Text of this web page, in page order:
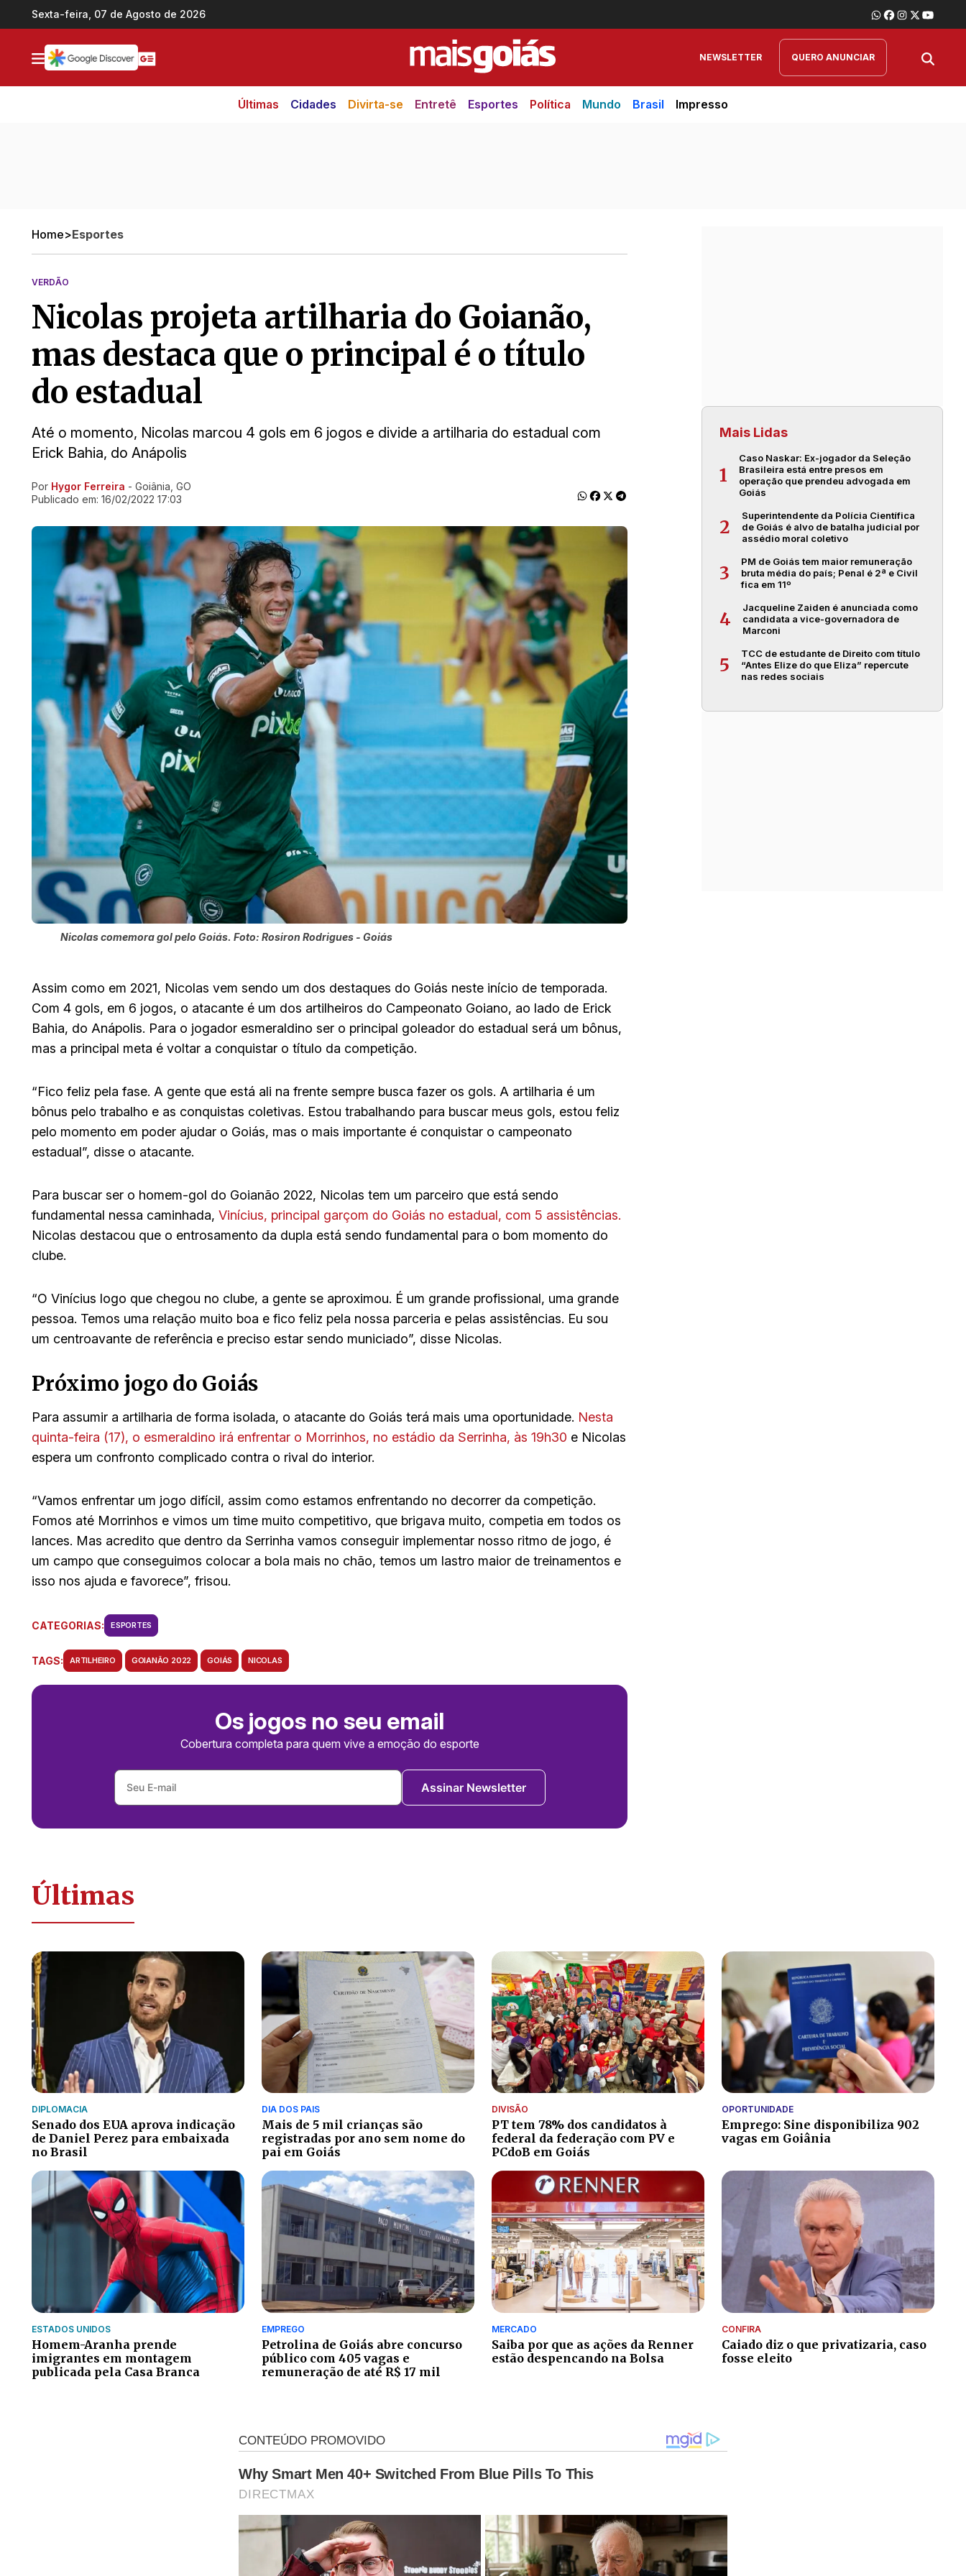
Ir direto pro conteúdo
Sexta-feira, 07 de Agosto de 2026
NEWSLETTER QUERO ANUNCIAR
Últimas Cidades Divirta-se Entretê Esportes Política Mundo Brasil Impresso
Home>Esportes
VERDÃO
Nicolas projeta artilharia do Goianão,
mas destaca que o principal é o título
do estadual
Até o momento, Nicolas marcou 4 gols em 6 jogos e divide a artilharia do estadual com
Erick Bahia, do Anápolis
Ir direto pra matéria
Por Hygor Ferreira - Goiânia, GO
Publicado em: 16/02/2022 17:03
Nicolas comemora gol pelo Goiás. Foto: Rosiron Rodrigues - Goiás
Assim como em 2021, Nicolas vem sendo um dos destaques do Goiás neste início de temporada.
Com 4 gols, em 6 jogos, o atacante é um dos artilheiros do Campeonato Goiano, ao lado de Erick
Bahia, do Anápolis. Para o jogador esmeraldino ser o principal goleador do estadual será um bônus,
mas a principal meta é voltar a conquistar o título da competição.
“Fico feliz pela fase. A gente que está ali na frente sempre busca fazer os gols. A artilharia é um
bônus pelo trabalho e as conquistas coletivas. Estou trabalhando para buscar meus gols, estou feliz
pelo momento em poder ajudar o Goiás, mas o mais importante é conquistar o campeonato
estadual”, disse o atacante.
Para buscar ser o homem-gol do Goianão 2022, Nicolas tem um parceiro que está sendo
fundamental nessa caminhada, Vinícius, principal garçom do Goiás no estadual, com 5 assistências.
Nicolas destacou que o entrosamento da dupla está sendo fundamental para o bom momento do
clube.
“O Vinícius logo que chegou no clube, a gente se aproximou. É um grande profissional, uma grande
pessoa. Temos uma relação muito boa e fico feliz pela nossa parceria e pelas assistências. Eu sou
um centroavante de referência e preciso estar sendo municiado”, disse Nicolas.
Próximo jogo do Goiás
Para assumir a artilharia de forma isolada, o atacante do Goiás terá mais uma oportunidade. Nesta
quinta-feira (17), o esmeraldino irá enfrentar o Morrinhos, no estádio da Serrinha, às 19h30 e Nicolas
espera um confronto complicado contra o rival do interior.
“Vamos enfrentar um jogo difícil, assim como estamos enfrentando no decorrer da competição.
Fomos até Morrinhos e vimos um time muito competitivo, que brigava muito, competia em todos os
lances. Mas acredito que dentro da Serrinha vamos conseguir implementar nosso ritmo de jogo, é
um campo que conseguimos colocar a bola mais no chão, temos um lastro maior de treinamentos e
isso nos ajuda e favorece”, frisou.
CATEGORIAS: ESPORTES
TAGS: ARTILHEIRO GOIANÃO 2022 GOIÁS NICOLAS
Os jogos no seu email
Cobertura completa para quem vive a emoção do esporte
Assinar Newsletter
Mais Lidas
1
Caso Naskar: Ex-jogador da Seleção
Brasileira está entre presos em
operação que prendeu advogada em
Goiás
2
Superintendente da Polícia Científica
de Goiás é alvo de batalha judicial por
assédio moral coletivo
3
PM de Goiás tem maior remuneração
bruta média do país; Penal é 2ª e Civil
fica em 11º
4
Jacqueline Zaiden é anunciada como
candidata a vice-governadora de
Marconi
5
TCC de estudante de Direito com título
“Antes Elize do que Eliza” repercute
nas redes sociais
Últimas
DIPLOMACIA
Senado dos EUA aprova indicação
de Daniel Perez para embaixada
no Brasil
DIA DOS PAIS
Mais de 5 mil crianças são
registradas por ano sem nome do
pai em Goiás
DIVISÃO
PT tem 78% dos candidatos à
federal da federação com PV e
PCdoB em Goiás
OPORTUNIDADE
Emprego: Sine disponibiliza 902
vagas em Goiânia
ESTADOS UNIDOS
Homem-Aranha prende
imigrantes em montagem
publicada pela Casa Branca
EMPREGO
Petrolina de Goiás abre concurso
público com 405 vagas e
remuneração de até R$ 17 mil
MERCADO
Saiba por que as ações da Renner
estão despencando na Bolsa
CONFIRA
Caiado diz o que privatizaria, caso
fosse eleito